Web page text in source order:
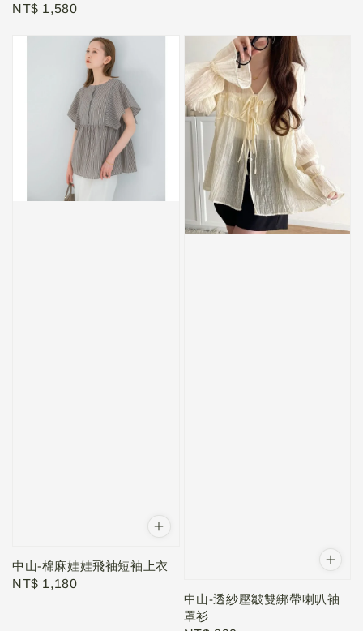
Regular
NT$ 1,580
中山-棉麻娃娃飛袖短袖上衣
Regular
NT$ 1,180
中山-透紗壓皺雙綁帶喇叭袖
罩衫